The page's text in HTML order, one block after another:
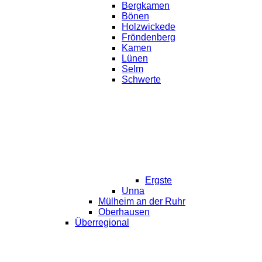
Bergkamen
Bönen
Holzwickede
Fröndenberg
Kamen
Lünen
Selm
Schwerte
Ergste
Unna
Mülheim an der Ruhr
Oberhausen
Überregional